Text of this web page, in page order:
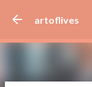
artoflives